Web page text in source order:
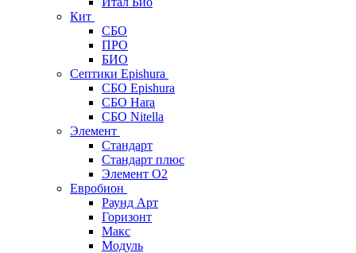
Кит
СБО
ПРО
БИО
Септики Epishura
СБО Epishura
СБО Hara
СБО Nitella
Элемент
Стандарт
Стандарт плюс
Элемент О2
Евробион
Раунд Арт
Горизонт
Макс
Модуль